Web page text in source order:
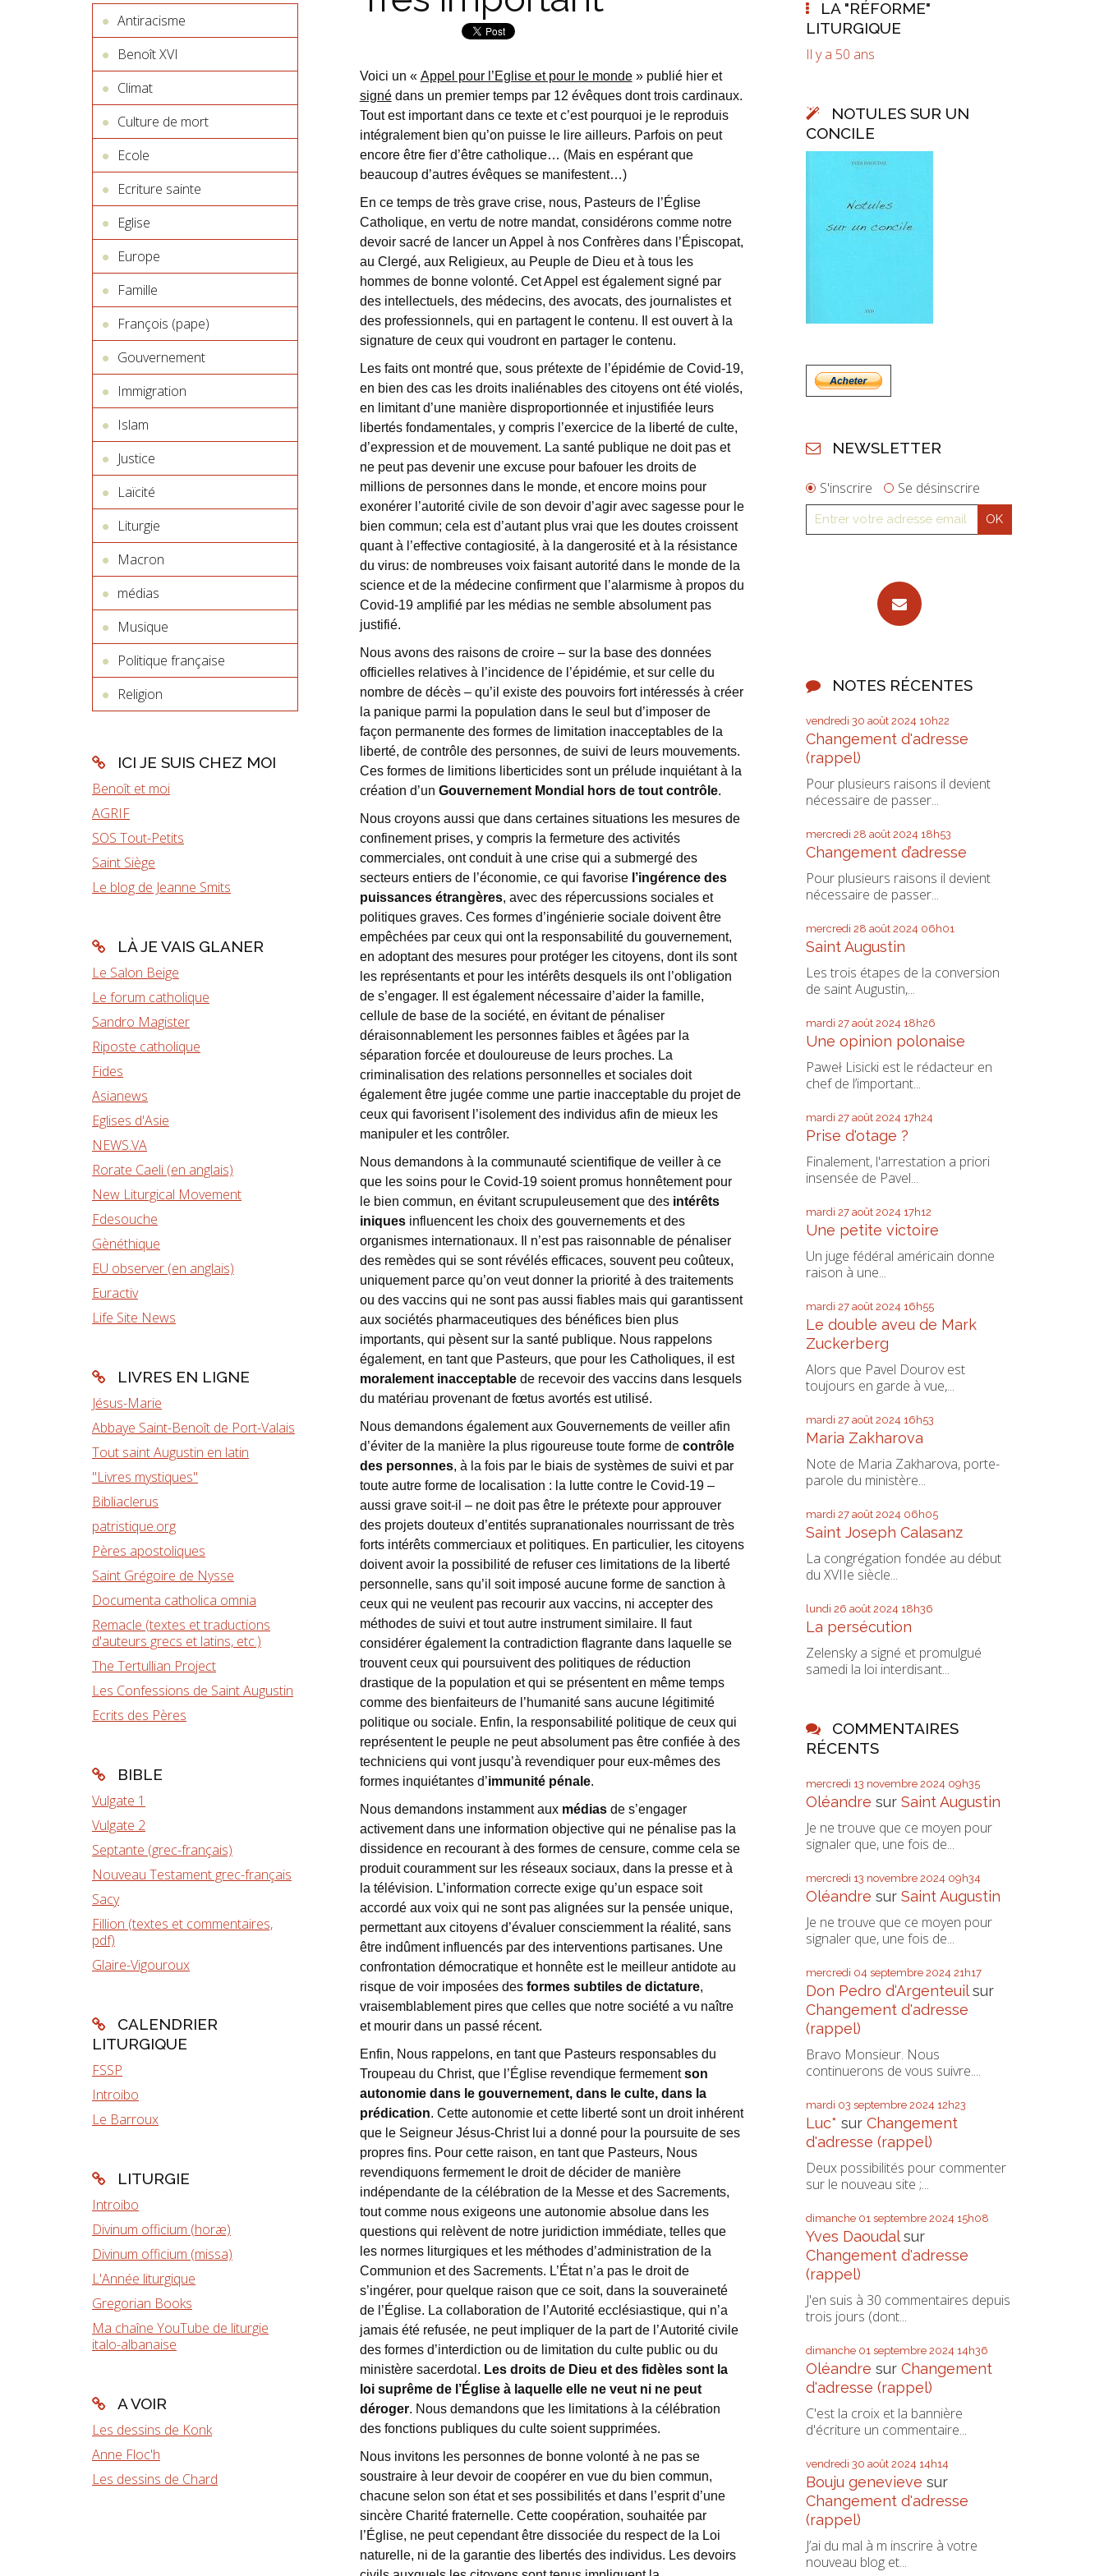
Antiracisme
Benoît XVI
Climat
Culture de mort
Ecole
Ecriture sainte
Eglise
Europe
Famille
François (pape)
Gouvernement
Immigration
Islam
Justice
Laïcité
Liturgie
Macron
médias
Musique
Politique française
Religion
ICI JE SUIS CHEZ MOI
Benoît et moi
AGRIF
SOS Tout-Petits
Saint Siège
Le blog de Jeanne Smits
LÀ JE VAIS GLANER
Le Salon Beige
Le forum catholique
Sandro Magister
Riposte catholique
Fides
Asianews
Eglises d'Asie
NEWS.VA
Rorate Caeli (en anglais)
New Liturgical Movement
Fdesouche
Gènéthique
EU observer (en anglais)
Euractiv
Life Site News
LIVRES EN LIGNE
Jésus-Marie
Abbaye Saint-Benoît de Port-Valais
Tout saint Augustin en latin
"Livres mystiques"
Bibliaclerus
patristique.org
Pères apostoliques
Saint Grégoire de Nysse
Documenta catholica omnia
Remacle (textes et traductions
d'auteurs grecs et latins, etc.)
The Tertullian Project
Les Confessions de Saint Augustin
Ecrits des Pères
BIBLE
Vulgate 1
Vulgate 2
Septante (grec-français)
Nouveau Testament grec-français
Sacy
Fillion (textes et commentaires,
pdf)
Glaire-Vigouroux
CALENDRIER
LITURGIQUE
FSSP
Introibo
Le Barroux
LITURGIE
Introibo
Divinum officium (horæ)
Divinum officium (missa)
L'Année liturgique
Gregorian Books
Ma chaîne YouTube de liturgie
italo-albanaise
A VOIR
Les dessins de Konk
Anne Floc'h
Les dessins de Chard
Voici un « Appel pour l’Eglise et pour le monde» publié hier et
signédans un premier temps par 12 évêques dont trois cardinaux.
Tout est important dans ce texte et c’est pourquoi je le reproduis
intégralement bien qu’on puisse le lire ailleurs. Parfois on peut
encore être fier d’être catholique… (Mais en espérant que
beaucoup d’autres évêques se manifestent…)
En ce temps de très grave crise, nous, Pasteurs de l’Église
Catholique, en vertu de notre mandat, considérons comme notre
devoir sacré de lancer un Appel à nos Confrères dans l’Épiscopat,
au Clergé, aux Religieux, au Peuple de Dieu et à tous les
hommes de bonne volonté. Cet Appel est également signé par
des intellectuels, des médecins, des avocats, des journalistes et
des professionnels, qui en partagent le contenu. Il est ouvert à la
signature de ceux qui voudront en partager le contenu.
Les faits ont montré que, sous prétexte de l’épidémie de Covid-19,
en bien des cas les droits inaliénables des citoyens ont été violés,
en limitant d’une manière disproportionnée et injustifiée leurs
libertés fondamentales, y compris l’exercice de la liberté de culte,
d’expression et de mouvement. La santé publique ne doit pas et
ne peut pas devenir une excuse pour bafouer les droits de
millions de personnes dans le monde, et encore moins pour
exonérer l’autorité civile de son devoir d’agir avec sagesse pour le
bien commun; cela est d’autant plus vrai que les doutes croissent
quant à l’effective contagiosité, à la dangerosité et à la résistance
du virus: de nombreuses voix faisant autorité dans le monde de la
science et de la médecine confirment que l’alarmisme à propos du
Covid-19 amplifié par les médias ne semble absolument pas
justifié.
Nous avons des raisons de croire – sur la base des données
officielles relatives à l’incidence de l’épidémie, et sur celle du
nombre de décès – qu’il existe des pouvoirs fort intéressés à créer
la panique parmi la population dans le seul but d’imposer de
façon permanente des formes de limitation inacceptables de la
liberté, de contrôle des personnes, de suivi de leurs mouvements.
Ces formes de limitions liberticides sont un prélude inquiétant à la
création d’un Gouvernement Mondial hors de tout contrôle.
Nous croyons aussi que dans certaines situations les mesures de
confinement prises, y compris la fermeture des activités
commerciales, ont conduit à une crise qui a submergé des
secteurs entiers de l’économie, ce qui favorise l’ingérence des
puissances étrangères, avec des répercussions sociales et
politiques graves. Ces formes d’ingénierie sociale doivent être
empêchées par ceux qui ont la responsabilité du gouvernement,
en adoptant des mesures pour protéger les citoyens, dont ils sont
les représentants et pour les intérêts desquels ils ont l’obligation
de s’engager. Il est également nécessaire d’aider la famille,
cellule de base de la société, en évitant de pénaliser
déraisonnablement les personnes faibles et âgées par la
séparation forcée et douloureuse de leurs proches. La
criminalisation des relations personnelles et sociales doit
également être jugée comme une partie inacceptable du projet de
ceux qui favorisent l’isolement des individus afin de mieux les
manipuler et les contrôler.
Nous demandons à la communauté scientifique de veiller à ce
que les soins pour le Covid-19 soient promus honnêtement pour
le bien commun, en évitant scrupuleusement que des intérêts
iniquesinfluencent les choix des gouvernements et des
organismes internationaux. Il n’est pas raisonnable de pénaliser
des remèdes qui se sont révélés efficaces, souvent peu coûteux,
uniquement parce qu’on veut donner la priorité à des traitements
ou des vaccins qui ne sont pas aussi fiables mais qui garantissent
aux sociétés pharmaceutiques des bénéfices bien plus
importants, qui pèsent sur la santé publique. Nous rappelons
également, en tant que Pasteurs, que pour les Catholiques, il est
moralement inacceptablede recevoir des vaccins dans lesquels
du matériau provenant de fœtus avortés est utilisé.
Nous demandons également aux Gouvernements de veiller afin
d’éviter de la manière la plus rigoureuse toute forme de contrôle
des personnes, à la fois par le biais de systèmes de suivi et par
toute autre forme de localisation : la lutte contre le Covid-19 –
aussi grave soit-il – ne doit pas être le prétexte pour approuver
des projets douteux d’entités supranationales nourrissant de très
forts intérêts commerciaux et politiques. En particulier, les citoyens
doivent avoir la possibilité de refuser ces limitations de la liberté
personnelle, sans qu’il soit imposé aucune forme de sanction à
ceux qui ne veulent pas recourir aux vaccins, ni accepter des
méthodes de suivi et tout autre instrument similaire. Il faut
considérer également la contradiction flagrante dans laquelle se
trouvent ceux qui poursuivent des politiques de réduction
drastique de la population et qui se présentent en même temps
comme des bienfaiteurs de l’humanité sans aucune légitimité
politique ou sociale. Enfin, la responsabilité politique de ceux qui
représentent le peuple ne peut absolument pas être confiée à des
techniciens qui vont jusqu’à revendiquer pour eux-mêmes des
formes inquiétantes d’immunité pénale.
Nous demandons instamment aux médiasde s’engager
activement dans une information objective qui ne pénalise pas la
dissidence en recourant à des formes de censure, comme cela se
produit couramment sur les réseaux sociaux, dans la presse et à
la télévision. L’information correcte exige qu’un espace soit
accordé aux voix qui ne sont pas alignées sur la pensée unique,
permettant aux citoyens d’évaluer consciemment la réalité, sans
être indûment influencés par des interventions partisanes. Une
confrontation démocratique et honnête est le meilleur antidote au
risque de voir imposées des formes subtiles de dictature,
vraisemblablement pires que celles que notre société a vu naître
et mourir dans un passé récent.
Enfin, Nous rappelons, en tant que Pasteurs responsables du
Troupeau du Christ, que l’Église revendique fermementson
autonomie dans le gouvernement, dans le culte, dans la
prédication. Cette autonomie et cette liberté sont un droit inhérent
que le Seigneur Jésus-Christ lui a donné pour la poursuite de ses
propres fins. Pour cette raison, en tant que Pasteurs, Nous
revendiquons fermement le droit de décider de manière
indépendante de la célébration de la Messe et des Sacrements,
tout comme nous exigeons une autonomie absolue dans les
questions qui relèvent de notre juridiction immédiate, telles que
les normes liturgiques et les méthodes d’administration de la
Communion et des Sacrements. L’État n’a pas le droit de
s’ingérer, pour quelque raison que ce soit, dans la souveraineté
de l’Église. La collaboration de l’Autorité ecclésiastique, qui n’a
jamais été refusée, ne peut impliquer de la part de l’Autorité civile
des formes d’interdiction ou de limitation du culte public ou du
ministère sacerdotal. Les droits de Dieu et des fidèles sont la
loi suprême de l’Église à laquelle elle ne veut ni ne peut
déroger. Nous demandons que les limitations à la célébration
des fonctions publiques du culte soient supprimées.
Nous invitons les personnes de bonne volonté à ne pas se
soustraire à leur devoir de coopérer en vue du bien commun,
chacune selon son état et ses possibilités et dans l’esprit d’une
sincère Charité fraternelle. Cette coopération, souhaitée par
l’Église, ne peut cependant être dissociée du respect de la Loi
naturelle, ni de la garantie des libertés des individus. Les devoirs
LA "RÉFORME"
LITURGIQUE
Il y a 50 ans
NOTULES SUR UN
CONCILE
NEWSLETTER
S'inscrire Se désinscrire
NOTES RÉCENTES
vendredi 30 août 2024 10h22
Changement d'adresse
(rappel)
Pour plusieurs raisons il devient
nécessaire de passer...
mercredi 28 août 2024 18h53
Changement d’adresse
Pour plusieurs raisons il devient
nécessaire de passer...
mercredi 28 août 2024 06h01
Saint Augustin
Les trois étapes de la conversion
de saint Augustin,...
mardi 27 août 2024 18h26
Une opinion polonaise
Paweł Lisicki est le rédacteur en
chef de l’important...
mardi 27 août 2024 17h24
Prise d'otage ?
Finalement, l'arrestation a priori
insensée de Pavel...
mardi 27 août 2024 17h12
Une petite victoire
Un juge fédéral américain donne
raison à une...
mardi 27 août 2024 16h55
Le double aveu de Mark
Zuckerberg
Alors que Pavel Dourov est
toujours en garde à vue,...
mardi 27 août 2024 16h53
Maria Zakharova
Note de Maria Zakharova, porte-
parole du ministère...
mardi 27 août 2024 06h05
Saint Joseph Calasanz
La congrégation fondée au début
du XVIIe siècle...
lundi 26 août 2024 18h36
La persécution
Zelensky a signé et promulgué
samedi la loi interdisant...
COMMENTAIRES
RÉCENTS
mercredi 13 novembre 2024 09h35
Oléandre sur Saint Augustin
Je ne trouve que ce moyen pour
signaler que, une fois de...
mercredi 13 novembre 2024 09h34
Oléandre sur Saint Augustin
Je ne trouve que ce moyen pour
signaler que, une fois de...
mercredi 04 septembre 2024 21h17
Don Pedro d‘Argenteuilsur
Changement d'adresse
(rappel)
Bravo Monsieur. Nous
continuerons de vous suivre....
mardi 03 septembre 2024 12h23
Luc* sur Changement
d'adresse (rappel)
Deux possibilités pour commenter
sur le nouveau site ;...
dimanche 01 septembre 2024 15h08
Yves Daoudalsur
Changement d'adresse
(rappel)
J'en suis à 30 commentaires depuis
trois jours (dont...
dimanche 01 septembre 2024 14h36
Oléandre sur Changement
d'adresse (rappel)
C'est la croix et la bannière
d'écriture un commentaire...
vendredi 30 août 2024 14h14
Bouju genevieve sur
Changement d'adresse
(rappel)
J’ai du mal à m inscrire à votre
nouveau blog et...